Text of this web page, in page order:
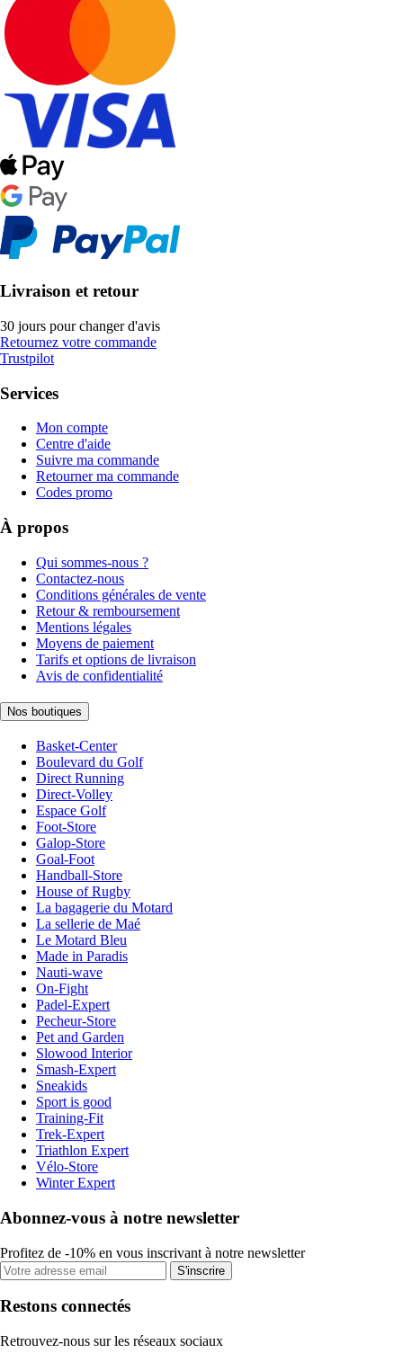
Livraison et retour
30 jours pour changer d'avis
Retournez votre commande
Trustpilot
Services
Mon compte
Centre d'aide
Suivre ma commande
Retourner ma commande
Codes promo
À propos
Qui sommes-nous ?
Contactez-nous
Conditions générales de vente
Retour & remboursement
Mentions légales
Moyens de paiement
Tarifs et options de livraison
Avis de confidentialité
Nos boutiques
Basket-Center
Boulevard du Golf
Direct Running
Direct-Volley
Espace Golf
Foot-Store
Galop-Store
Goal-Foot
Handball-Store
House of Rugby
La bagagerie du Motard
La sellerie de Maé
Le Motard Bleu
Made in Paradis
Nauti-wave
On-Fight
Padel-Expert
Pecheur-Store
Pet and Garden
Slowood Interior
Smash-Expert
Sneakids
Sport is good
Training-Fit
Trek-Expert
Triathlon Expert
Vélo-Store
Winter Expert
Abonnez-vous à notre newsletter
Profitez de -10% en vous inscrivant à notre newsletter
S'inscrire
Restons connectés
Retrouvez-nous sur les réseaux sociaux